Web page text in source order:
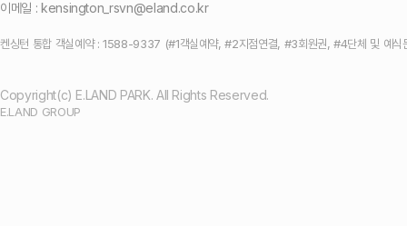
이메일 : kensington_rsvn@eland.co.kr
켄싱턴 통합 객실예약 : 1588-9337 (#1객실예약, #2지점연결, #3회원권, #4단체 및 예식
Copyright(c) E.LAND PARK. All Rights Reserved.
E.LAND GROUP